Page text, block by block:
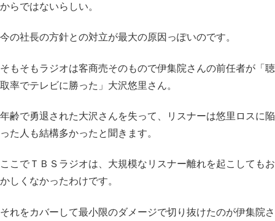
からではないらしい。
今の社長の方針との対立が最大の原因っぽいのです。
そもそもラジオは客商売そのもので伊集院さんの前任者が「聴
取率でテレビに勝った」大沢悠里さん。
年齢で勇退された大沢さんを失って、リスナーは悠里ロスに陥
った人も結構多かったと聞きます。
ここでＴＢＳラジオは、大規模なリスナー離れを起こしてもお
かしくなかったわけです。
それをカバーして最小限のダメージで切り抜けたのが伊集院さ